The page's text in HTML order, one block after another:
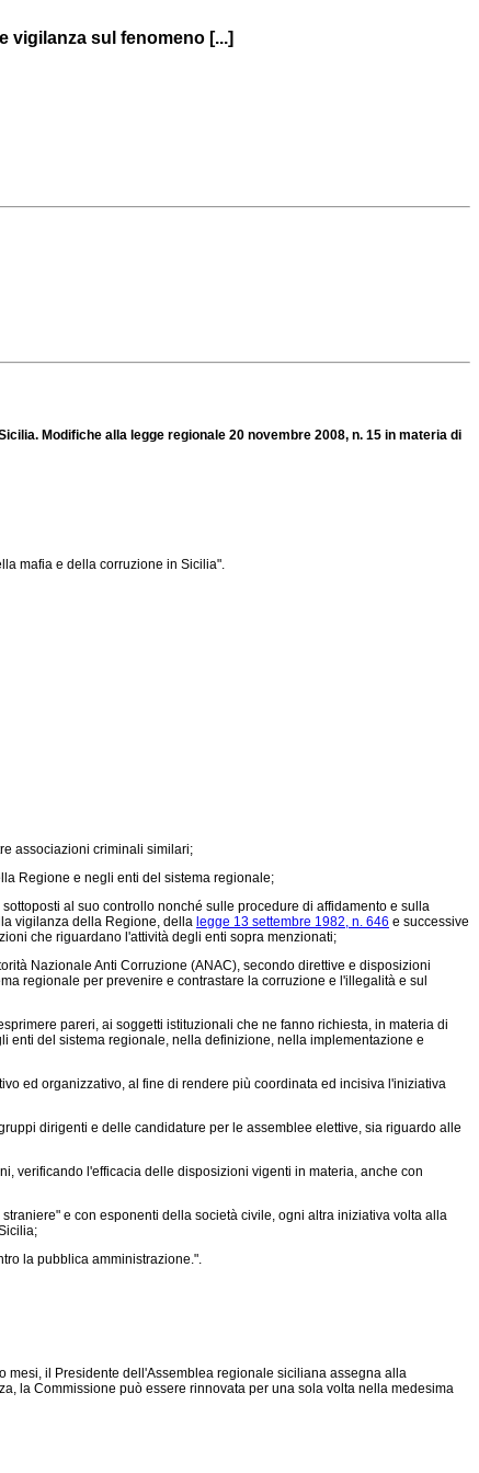
vigilanza sul fenomeno [...]
Modifiche alla legge regionale 20 novembre 2008, n. 15 in materia di
mafia e della corruzione in Sicilia".
associazioni criminali similari;
Regione e negli enti del sistema regionale;
al suo controllo nonché sulle procedure di affidamento e sulla
vigilanza della Regione, della legge 13 settembre 1982, n. 646 e successive
che riguardano l'attività degli enti sopra menzionati;
Nazionale Anti Corruzione (ANAC), secondo direttive e disposizioni
regionale per prevenire e contrastare la corruzione e l'illegalità e sul
pareri, ai soggetti istituzionali che ne fanno richiesta, in materia di
enti del sistema regionale, nella definizione, nella implementazione e
ed organizzativo, al fine di rendere più coordinata ed incisiva l'iniziativa
dirigenti e delle candidature per le assemblee elettive, sia riguardo alle
verificando l'efficacia delle disposizioni vigenti in materia, anche con
e con esponenti della società civile, ogni altra iniziativa volta alla
la pubblica amministrazione.".
il Presidente dell'Assemblea regionale siciliana assegna alla
la Commissione può essere rinnovata per una sola volta nella medesima